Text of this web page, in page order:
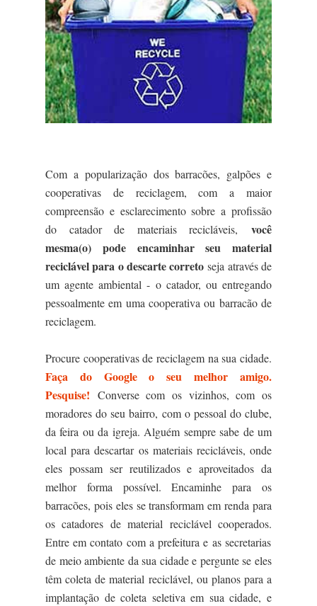
Com a popularização dos barracões, galpões e
cooperativas de reciclagem, com a maior
compreensão e esclarecimento sobre a profissão
do catador de materiais recicláveis,
você
mesma(o) pode encaminhar seu material
reciclável para o descarte corretoseja através de
um agente ambiental - o catador, ou entregando
pessoalmente em uma cooperativa ou barracão de
reciclagem.
Procure cooperativas de reciclagem na sua cidade.
Faça do Google o seu melhor amigo.
Pesquise! Conversecom os vizinhos, com os
moradores do seu bairro, com o pessoal do clube,
da feira ou da igreja. Alguém sempre sabe de um
local para descartar os materiais recicláveis, onde
eles possam ser reutilizados e aproveitados da
melhor forma possível.Encaminhe para os
barracões, pois eles se transformam em renda para
os catadores de material reciclável cooperados.
Entre em contato com aprefeitura e as secretarias
de meio ambiente da sua cidade e pergunte se eles
têm coleta de material reciclável, ou planos para a
implantação de coleta seletiva em sua cidade, e